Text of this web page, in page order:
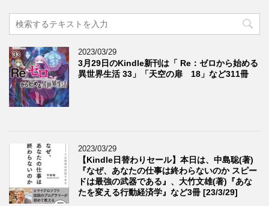
2023/03/29
3月29日のKindle新刊は「 Re：ゼロから始める
異世界生活 33」「天空の扉 18」など311冊
2023/03/29
【Kindle日替わりセール】本日は、中島聡(著)
『なぜ、あなたの仕事は終わらないのか スピー
ドは最強の武器である』、大竹文雄(著)『あな
たを変える行動経済学』など3冊 [23/3/29]